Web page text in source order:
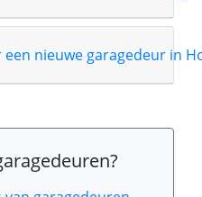
nieuwe garagedeur in